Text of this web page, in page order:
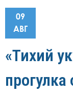
09
АВГ
«Тихий
прогулка